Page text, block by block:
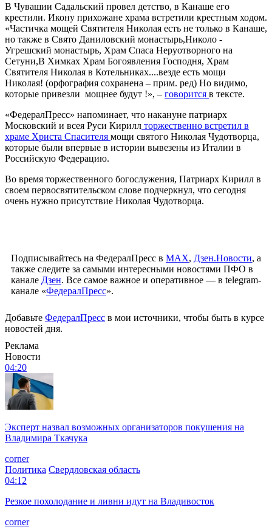
В Чувашии Садальский провел детство, в Канаше его
крестили. Икону прихожане храма встретили крестным ходом.
«Частичка мощей Святителя Николая есть не только в Канаше,
но также в Свято Даниловский монастырь,Николо -
Угрешский монастырь, Храм Спаса Неруотворного на
Сетуни,В Химках Храм Богоявления Господня, Храм
Святителя Николая в Котельниках....везде есть мощи
Николая! (орфография сохранена – прим. ред) Но видимо,
которые привезли мощнее будут !», – говорится в тексте.
«ФедералПресс» напоминает, что накануне патриарх
Московский и всея Руси Кирилл торжественно встретил в
храме Христа Спасителя мощи святого Николая Чудотворца,
которые были впервые в истории вывезены из Италии в
Российскую Федерацию.
Во время торжественного богослужения, Патриарх Кирилл в
своем первосвятительском слове подчеркнул, что сегодня
очень нужно присутствие Николая Чудотворца.
Подписывайтесь на ФедералПресс в МАХ, Дзен.Новости, а
также следите за самыми интересными новостями ПФО в
канале Дзен. Все самое важное и оперативное — в telegram-
канале «ФедералПресс».
Добавьте ФедералПресс в мои источники, чтобы быть в курсе
новостей дня.
Реклама
Новости
04:20
Эксперт назвал возможных организаторов покушения на
Владимира Ткачука
corner
Политика Свердловская область
04:12
Резкое похолодание и ливни идут на Владивосток
corner